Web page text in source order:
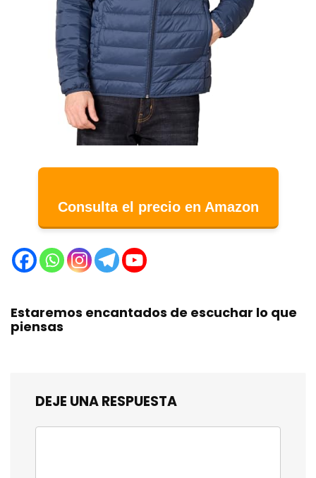
Consulta el precio en Amazon
Estaremos encantados de escuchar lo que
piensas
DEJE UNA RESPUESTA